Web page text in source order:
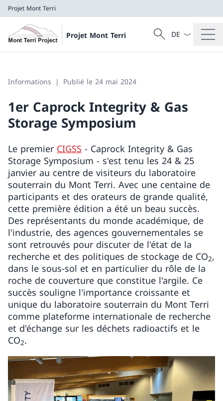
Projet Mont Terri
Projet Mont Terri
Recherche
Recherche
La langue
Informations Publié le 24 mai 2024
1er Caprock Integrity & Gas
Storage Symposium
Le premier CIGSS - Caprock Integrity & Gas
Storage Symposium - s'est tenu les 24 & 25
janvier au centre de visiteurs du laboratoire
souterrain du Mont Terri. Avec une centaine de
participants et des orateurs de grande qualité,
cette première édition a été un beau succès.
Des représentants du monde académique, de
l'industrie, des agences gouvernementales se
sont retrouvés pour discuter de l'état de la
recherche et des politiques de stockage de CO2,
dans le sous-sol et en particulier du rôle de la
roche de couverture que constitue l'argile. Ce
succès souligne l'importance croissante et
unique du laboratoire souterrain du Mont Terri
comme plateforme internationale de recherche
et d'échange sur les déchets radioactifs et le
CO2.